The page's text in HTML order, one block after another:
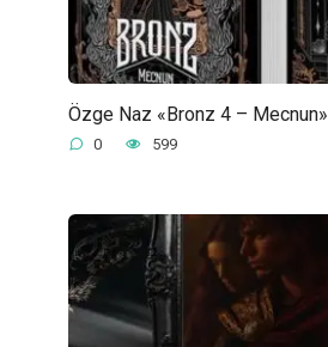
Özge Naz «Bronz 4 – Mecnun»
0 599